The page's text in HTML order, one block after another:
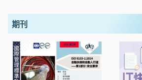
期刊